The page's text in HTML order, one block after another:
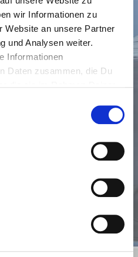
wir Informationen zu
Website an unsere Partner
und Analysen weiter.
Informationen
Daten zusammen, die Du